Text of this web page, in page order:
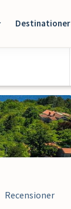
Destinationer
Recensioner